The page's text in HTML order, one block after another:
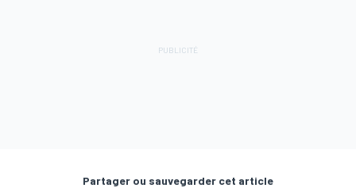
Partager ou sauvegarder cet article